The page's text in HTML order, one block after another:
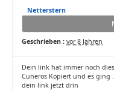
Netterstern
Geschrieben : vor 8 Jahren
Dein link hat immer noch
Cuneros Kopiert und es
dein link jetzt drin